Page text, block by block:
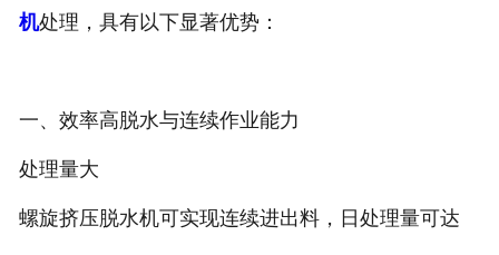
机处理，具有以下显著优势：
一、效率高脱水与连续作业能力
‌处理量大‌
螺旋挤压脱水机可实现连续进出料，日处理量可达